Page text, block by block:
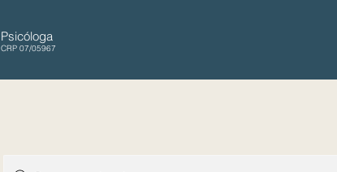
Psicóloga
CRP 07/05967